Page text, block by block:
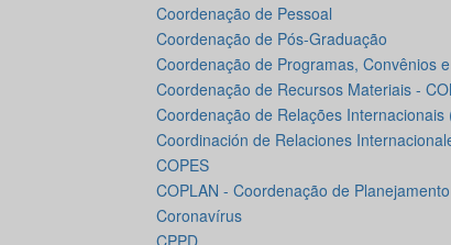
Coordenação de Pessoal
Coordenação de Pós-Graduação
Coordenação de Programas, Convênios
Coordenação de Recursos Materiais -
Coordenação de Relações Internacionais
Coordinación de Relaciones
COPES
COPLAN - Coordenação de
Coronavírus
CPPD